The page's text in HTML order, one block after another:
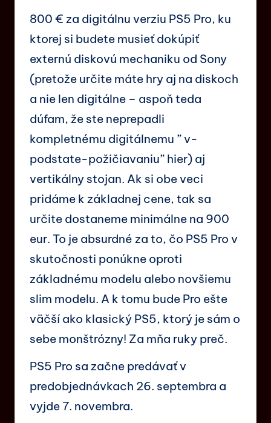
800 € za digitálnu verziu PS5 Pro, ku
ktorej si budete musieť dokúpiť
externú diskovú mechaniku od Sony
(pretože určite máte hry aj na diskoch
a nie len digitálne – aspoň teda
dúfam, že ste neprepadli
kompletnému digitálnemu ” v-
podstate-požičiavaniu” hier) aj
vertikálny stojan. Ak si obe veci
pridáme k základnej cene, tak sa
určite dostaneme minimálne na 900
eur. To je absurdné za to, čo PS5 Pro v
skutočnosti ponúkne oproti
základnému modelu alebo novšiemu
slim modelu. A k tomu bude Pro ešte
väčší ako klasický PS5, ktorý je sám o
sebe monštrózny! Za mňa ruky preč.
PS5 Pro sa začne predávať v
predobjednávkach 26. septembra a
vyjde 7. novembra.